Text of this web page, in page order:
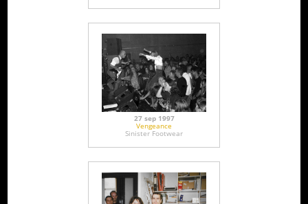
27 sep 1997
Vengeance
Sinister Footwear